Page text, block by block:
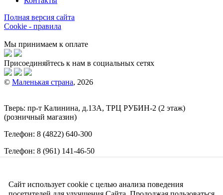
Полная версия сайта
Cookie - правила
Мы принимаем к оплате
Присоединяйтесь к нам в социальных сетях
© Маленькая страна, 2026
Тверь: пр-т Калинина, д.13А, ТРЦ РУБИН-2 (2 этаж)
(розничный магазин)
Телефон: 8 (4822) 640-300
Телефон: 8 (961) 141-46-50
Обращаем ваше внимание на то, что вся информация
Сайт использует cookie с целью анализа поведения